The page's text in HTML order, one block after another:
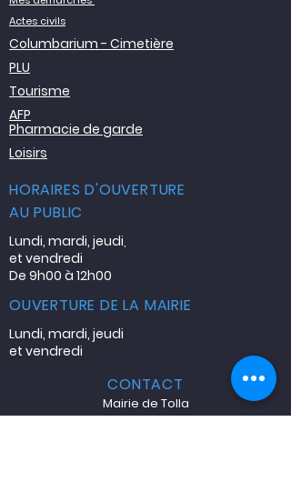
Actes civils
Columbarium - Cimetière
PLU
Tourisme
AFP
Pharmacie de garde
Loisirs
HORAIRES D'OUVERTURE
AU PUBLIC
Lundi, mardi, jeudi
et vendredi
De 9h00 à 12h00
OUVERTURE DE LA MAIRIE
Lundi, mardi, jeudi
et vendredi
CONTACT
Mairie de Tolla
Village